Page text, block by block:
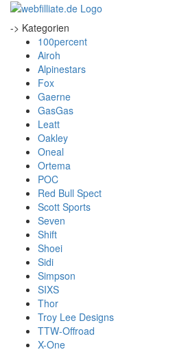
-> Kategorien
100percent
Airoh
Alpinestars
Fox
Gaerne
GasGas
Leatt
Oakley
Oneal
Ortema
POC
Red Bull Spect
Scott Sports
Seven
Shift
Shoei
Sidi
Simpson
SIXS
Thor
Troy Lee Designs
TTW-Offroad
X-One